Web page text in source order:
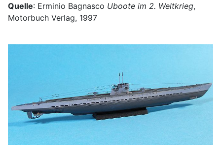
Quelle: Erminio Bagnasco Uboote im 2. Weltkrieg,
Motorbuch Verlag, 1997